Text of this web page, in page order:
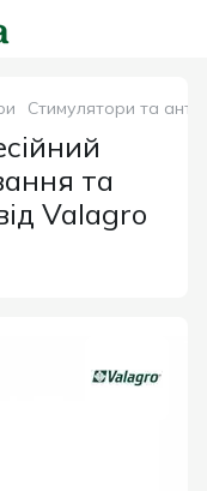
Стимулятори та
та
Valagro